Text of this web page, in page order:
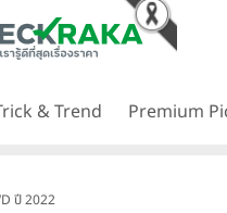
& Trend Premium
ปี 2022